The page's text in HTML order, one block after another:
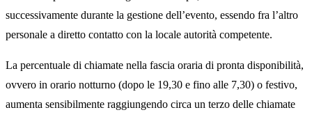
successivamente durante la gestione dell’evento, essendo fra l’altro
personale a diretto contatto con la locale autorità competente.
La percentuale di chiamate nella fascia oraria di pronta disponibilità,
ovvero in orario notturno (dopo le 19,30 e fino alle 7,30) o festivo,
aumenta sensibilmente raggiungendo circa un terzo delle chiamate